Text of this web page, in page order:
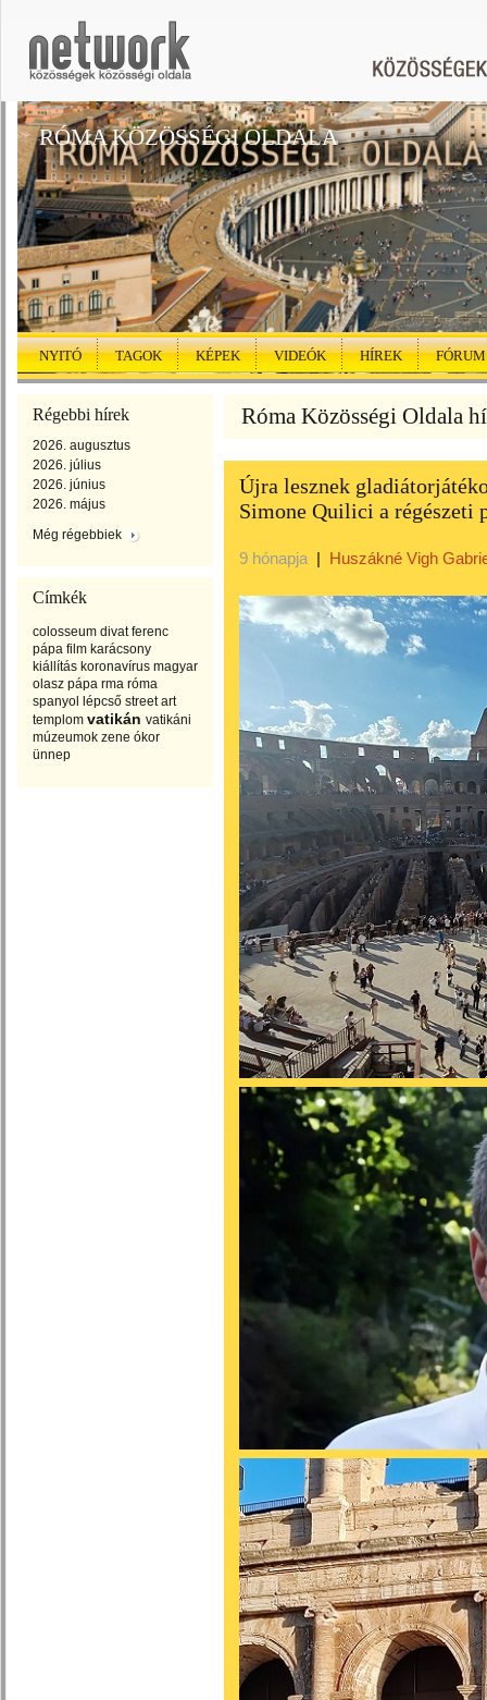
RÓMA KÖZÖSSÉGI OLDALA
NYITÓ TAGOK KÉPEK VIDEÓK HÍREK FÓRUM
Régebbi hírek
2026. augusztus
2026. július
2026. június
2026. május
Még régebbiek
Címkék
colosseum divat ferenc
pápa film karácsony
kiállítás koronavírus magyar
olasz pápa rma róma
spanyol lépcső street art
templom vatikán vatikáni
múzeumok zene ókor
ünnep
Róma Közösségi Oldala
Újra lesznek
Simone Quilici a régészeti
9 hónapja | Huszákné Vigh